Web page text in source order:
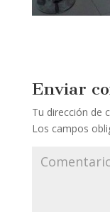
Enviar
Tu dirección de
Los campos